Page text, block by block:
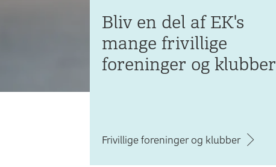
Bliv en del af EK's
mange frivillige
foreninger og klubber
Frivillige foreninger og klubber